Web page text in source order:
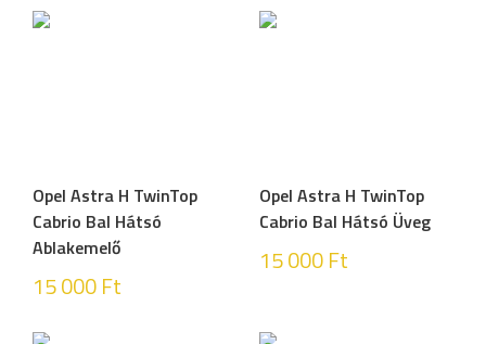
Opel Astra H TwinTop
Cabrio Bal Hátsó
Ablakemelő
15 000Ft
Opel Astra H TwinTop
Cabrio Bal Hátsó Üveg
15 000Ft